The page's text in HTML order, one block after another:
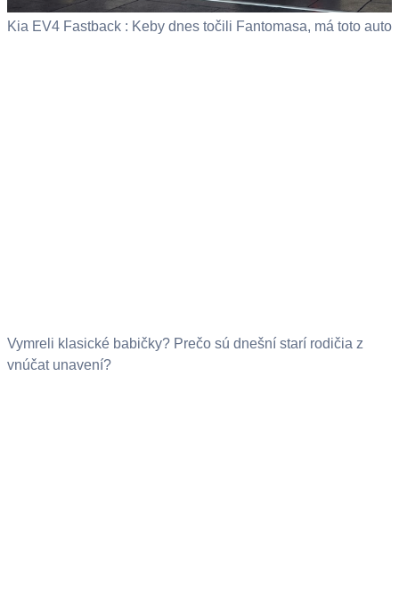
Kia EV4 Fastback : Keby dnes točili Fantomasa, má toto auto
Vymreli klasické babičky? Prečo sú dnešní starí rodičia z
vnúčat unavení?